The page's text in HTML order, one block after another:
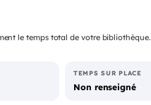
le temps total de votre bibliothèque.
TEMPS SUR PLACE
Non renseigné